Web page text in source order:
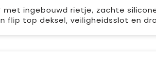
met ingebouwd rietje, zachte
top deksel, veiligheidsslot en